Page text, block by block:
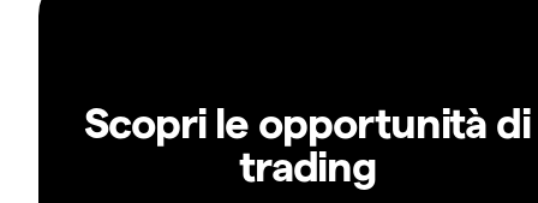
Scopri le opportunità di
trading